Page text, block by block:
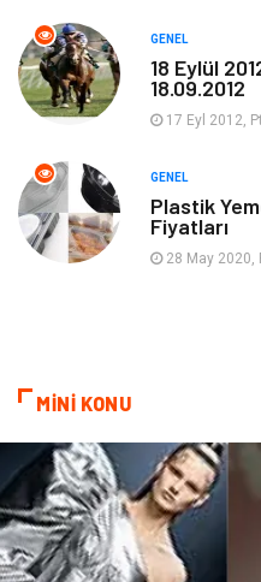
Güzellik & Bakım
Organizasyon
Hizmet
Aksesuar
GENEL
18 Eylül
18.09.2012
17 Eyl 2012,
GENEL
Plastik
Fiyatları
28 May 2020,
MİNİ KONU